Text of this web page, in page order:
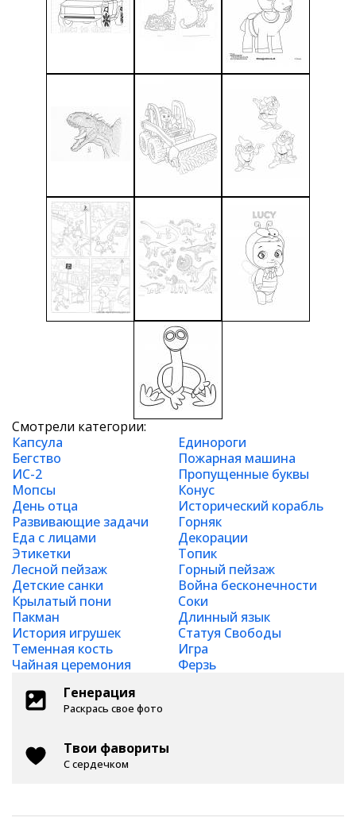
Смотрели категории:
Капсула
Единороги
Бегство
Пожарная машина
ИС-2
Пропущенные буквы
Мопсы
Конус
День отца
Исторический корабль
Развивающие задачи
Горняк
Еда с лицами
Декорации
Этикетки
Топик
Лесной пейзаж
Горный пейзаж
Детские санки
Война бесконечности
Крылатый пони
Соки
Пакман
Длинный язык
История игрушек
Статуя Свободы
Теменная кость
Игра
Чайная церемония
Ферзь
Генерация
Раскрась свое фото
Твои фавориты
С сердечком